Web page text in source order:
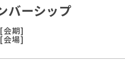
バーシップ
[会期]
[会場]